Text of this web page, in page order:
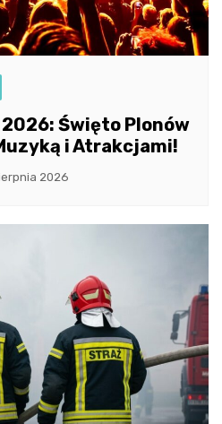
Święto Plonów
i Atrakcjami!
2026